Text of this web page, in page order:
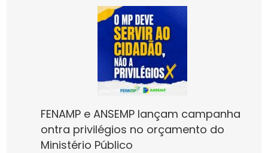
FENAMP e ANSEMP lançam campanha
ontra privilégios no orçamento do
Ministério Público